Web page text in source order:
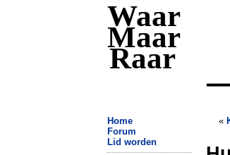
Waar
Maar
Raar
Home
Forum
Lid worden
«